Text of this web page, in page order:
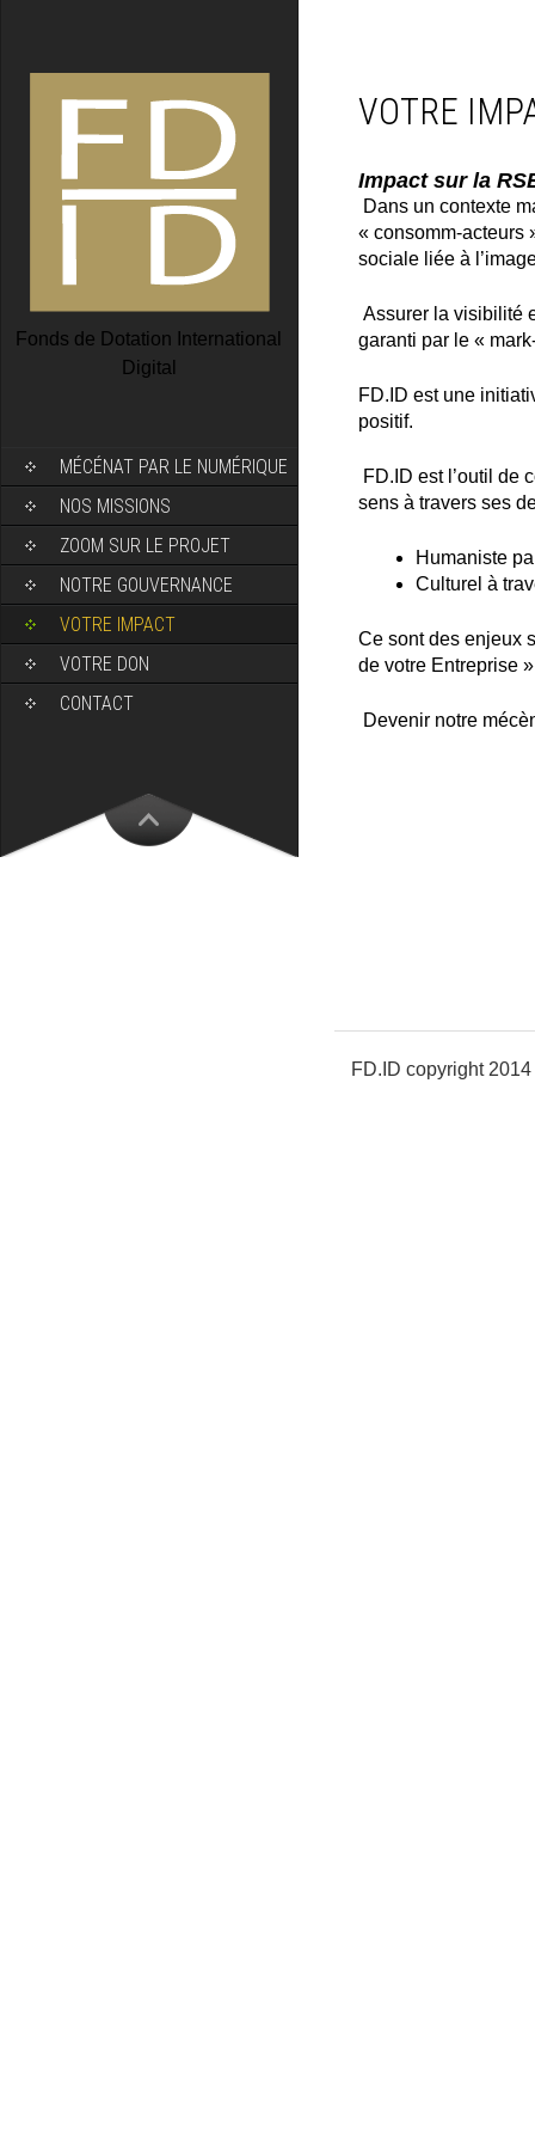
Fonds de Dotation International
Digital
SKIP TO CONTENT
MÉCÉNAT PAR LE NUMÉRIQUE
NOS MISSIONS
ZOOM SUR LE PROJET
NOTRE GOUVERNANCE
VOTRE IMPACT
VOTRE DON
CONTACT
VOTRE
Impact sur la
Dans un contexte
« consomm-acteurs
sociale liée à
Assurer la visibilité
garanti par le «
FD.ID est une
positif.
FD.ID est l’outil de
sens à travers ses
Humaniste
Culturel à
Ce sont des enjeux
de votre Entreprise
Devenir notre
FD.ID copyright 2014